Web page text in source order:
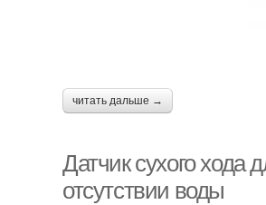
читать дальше →
Датчик сухого хода
отсутствии воды